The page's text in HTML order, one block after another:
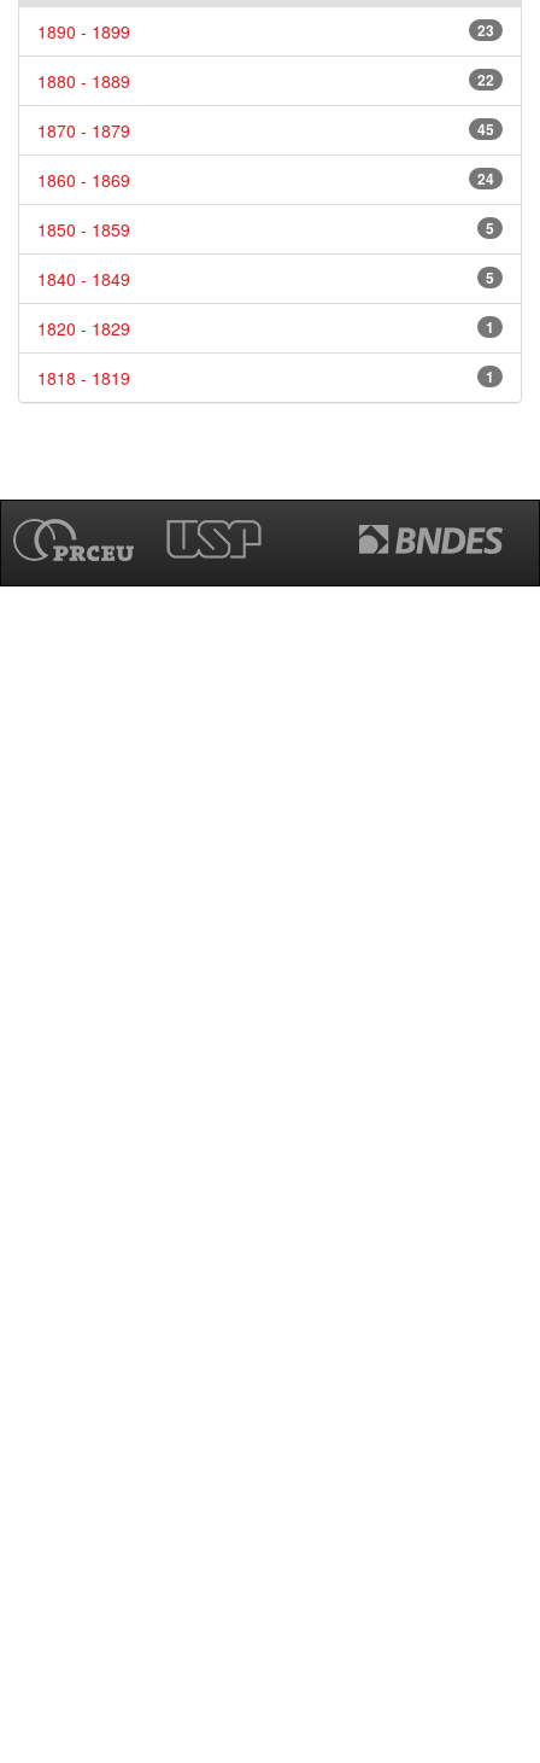
23
1890 - 1899
22
1880 - 1889
45
1870 - 1879
24
1860 - 1869
5
1850 - 1859
5
1840 - 1849
1
1820 - 1829
1
1818 - 1819